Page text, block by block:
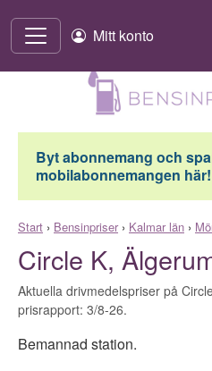
Mitt konto
Byt abonnemang och
mobilabonnemangen här!
Start › Bensinpriser› Kalmar län ›
Circle K,
Aktuella drivmedelspriser på
prisrapport: 3/8-26.
Bemannad station.